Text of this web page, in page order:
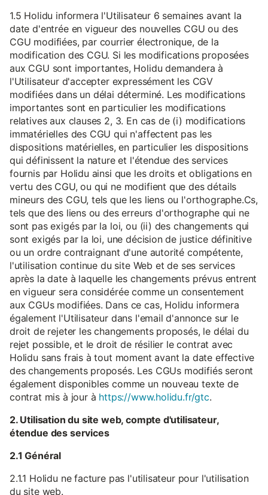
1.5 Holidu informera l'Utilisateur 6 semaines avant la
date d'entrée en vigueur des nouvelles CGU ou des
CGU modifiées, par courrier électronique, de la
modification des CGU. Si les modifications proposées
aux CGU sont importantes, Holidu demandera à
l'Utilisateur d'accepter expressément les CGV
modifiées dans un délai déterminé. Les modifications
importantes sont en particulier les modifications
relatives aux clauses 2, 3. En cas de (i) modifications
immatérielles des CGU qui n'affectent pas les
dispositions matérielles, en particulier les dispositions
qui définissent la nature et l'étendue des services
fournis par Holidu ainsi que les droits et obligations en
vertu des CGU, ou qui ne modifient que des détails
mineurs des CGU, tels que les liens ou l'orthographe.Cs,
tels que des liens ou des erreurs d'orthographe qui ne
sont pas exigés par la loi, ou (ii) des changements qui
sont exigés par la loi, une décision de justice définitive
ou un ordre contraignant d'une autorité compétente,
l'utilisation continue du site Web et de ses services
après la date à laquelle les changements prévus entrent
en vigueur sera considérée comme un consentement
aux CGUs modifiées. Dans ce cas, Holidu informera
également l'Utilisateur dans l'email d'annonce sur le
droit de rejeter les changements proposés, le délai du
rejet possible, et le droit de résilier le contrat avec
Holidu sans frais à tout moment avant la date effective
des changements proposés. Les CGUs modifiés seront
également disponibles comme un nouveau texte de
contrat mis à jour à https://www.holidu.fr/gtc.
2. Utilisation du site web, compte d'utilisateur,
étendue des services
2.1 Général
2.1.1 Holidu ne facture pas l'utilisateur pour l'utilisation
du site web.